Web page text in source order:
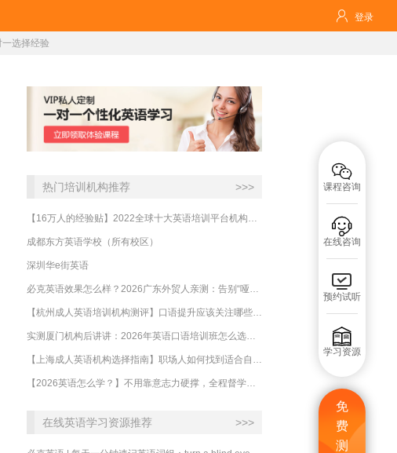
 登录

课程咨询

在线咨询

预约试听

学习资源
免
费
测
选择经验
热门培训机构推荐 >>>
成都东方英语学校（所有校区）
深圳华e街英语
在线英语学习资源推荐 >>>